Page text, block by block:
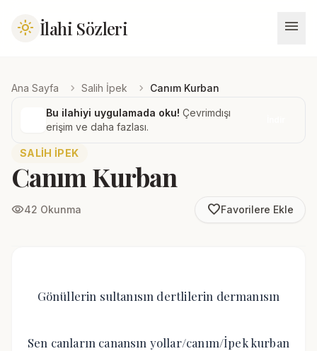
light_mode İlahi Sözleri menu
Ana Sayfa chevron_right Salih İpek chevron_right Canım Kurban
Bu ilahiyi uygulamada oku! Çevrimdışı
erişim ve daha fazlası.
SALIH İPEK
Canım Kurban
visibility42 Okunma favorite_borderFavorilere Ekle
Gönüllerin sultanısın dertlilerin dermanısın
Sen canların canansın yollar/canım/İpek kurban